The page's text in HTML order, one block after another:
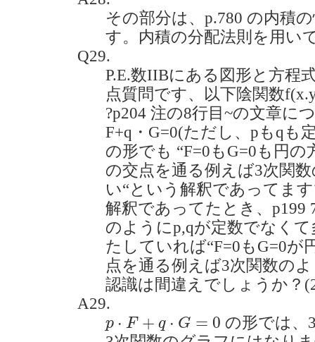
その部分は、p.780 の内積
す。内積の分配法則を用い
Q29.
P.E.数IIBにある図形と方程
点質問です、以下陰関数
?p204 注の8行目~の文章に
F+q・G=0(ただし、pもqも
の形でも “F=0もG=0も円
の交点を通る例えば3次関
い“という解釈であってま
解釈であってたとき、p199
のようにp,qが定数でなく
たしていれば“F=0もG=0が
点を通る例えば3次関数の
認識は間違えでしょうか？
A29.
p ⋅ F + q ⋅ G = 0
p + ⋅ G= 0
の形では、